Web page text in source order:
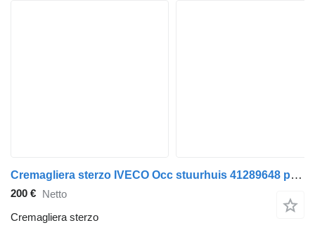
Cremagliera sterzo IVECO Occ stuurhuis 41289648 per camion
200 € Netto
Cremagliera sterzo